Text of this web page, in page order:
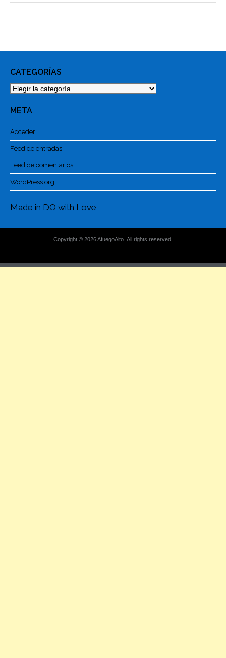
CATEGORÍAS
Categorías
META
Acceder
Feed de entradas
Feed de comentarios
WordPress.org
Made in DO with Love
Copyright © 2026 AfuegoAlto. All rights reserved.